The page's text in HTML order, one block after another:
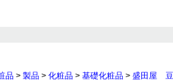
品 > 製品 > 化粧品 > 基礎化粧品 > 盛田屋 豆